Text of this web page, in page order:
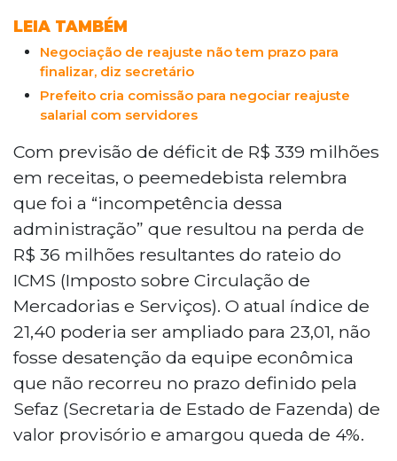
LEIA TAMBÉM
Negociação de reajuste não tem prazo para
finalizar, diz secretário
Prefeito cria comissão para negociar reajuste
salarial com servidores
Com previsão de déficit de R$ 339 milhões
em receitas, o peemedebista relembra
que foi a “incompetência dessa
administração” que resultou na perda de
R$ 36 milhões resultantes do rateio do
ICMS (Imposto sobre Circulação de
Mercadorias e Serviços). O atual índice de
21,40 poderia ser ampliado para 23,01, não
fosse desatenção da equipe econômica
que não recorreu no prazo definido pela
Sefaz (Secretaria de Estado de Fazenda) de
valor provisório e amargou queda de 4%.